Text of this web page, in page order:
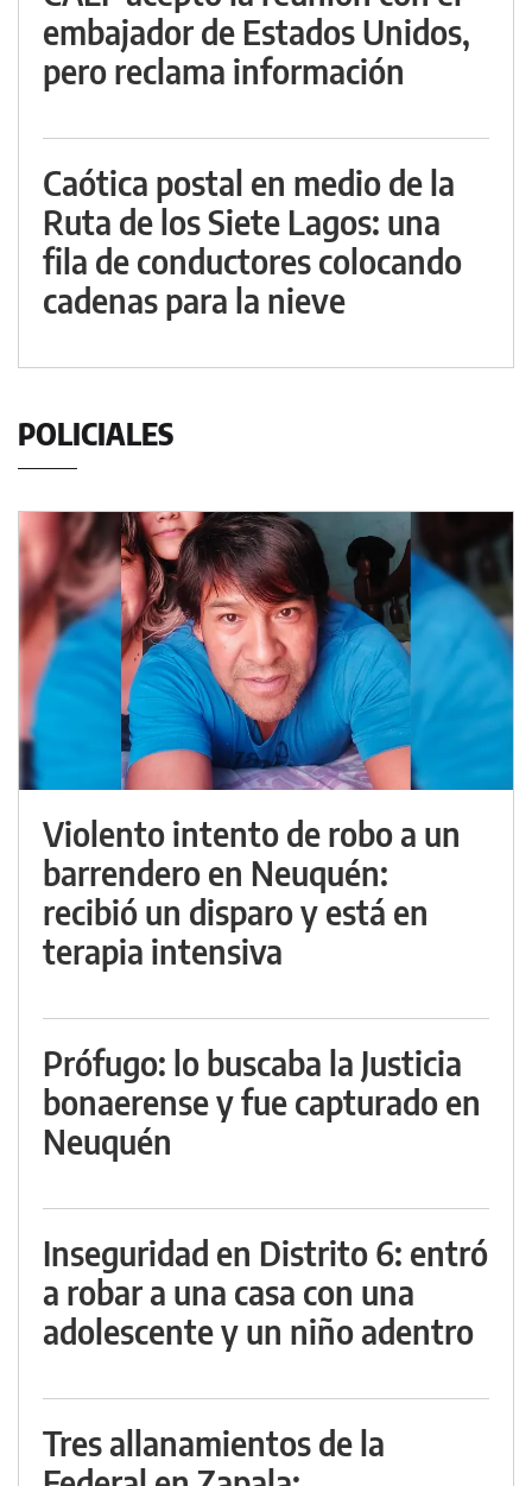
embajador de Estados Unidos,
pero reclama información
Caótica postal en medio de la
Ruta de los Siete Lagos: una
fila de conductores colocando
cadenas para la nieve
POLICIALES
Violento intento de robo a un
barrendero en Neuquén:
recibió un disparo y está en
terapia intensiva
Prófugo: lo buscaba la Justicia
bonaerense y fue capturado en
Neuquén
Inseguridad en Distrito 6: entró
a robar a una casa con una
adolescente y un niño adentro
Tres allanamientos de la